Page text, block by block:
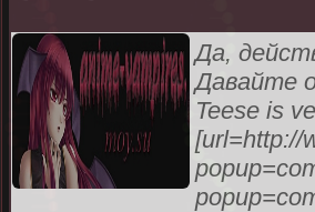
Да,
Давайте
Teese is
[url=http://